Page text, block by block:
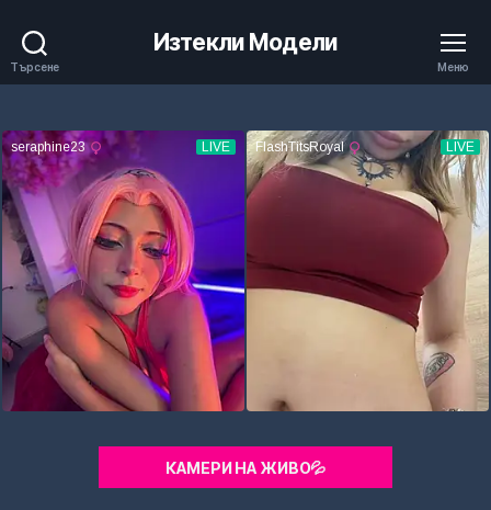
Търсене
Изтекли Модели
Меню
КАМЕРИ НА ЖИВО💦